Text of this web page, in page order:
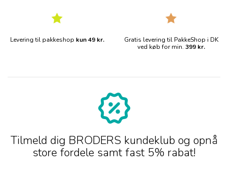
Levering til pakkeshop kun 49 kr.
Gratis levering til PakkeShop i DK
ved køb for min. 399 kr.
Tilmeld dig BRODERS kundeklub og opnå
store fordele samt fast 5% rabat!